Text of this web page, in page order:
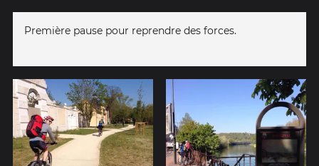
Première pause pour reprendre des forces.